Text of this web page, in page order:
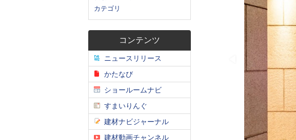
カテゴリ
コンテンツ
ニュースリリース
かたなび
ショールームナビ
すまいりんぐ
建材ナビジャーナル
建材動画チャンネル